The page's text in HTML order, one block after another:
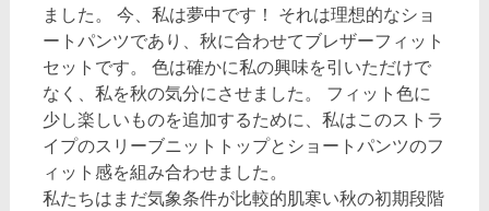
ました。 今、私は夢中です！ それは理想的なショ
ートパンツであり、秋に合わせてブレザーフィット
セットです。 色は確かに私の興味を引いただけで
なく、私を秋の気分にさせました。 フィット色に
少し楽しいものを追加するために、私はこのストラ
イプのスリーブニットトップとショートパンツのフ
ィット感を組み合わせました。
私たちはまだ気象条件が比較的肌寒い秋の初期段階